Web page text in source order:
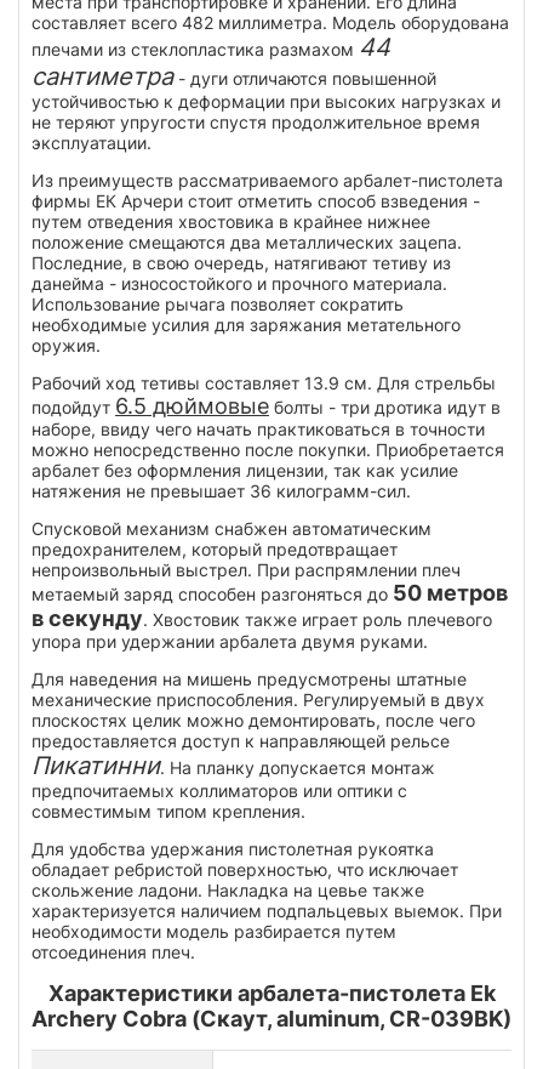
составляет всего 482 миллиметра. Модель оборудована
плечами из стеклопластика размахом 44
сантиметра- дуги отличаются повышенной
устойчивостью к деформации при высоких нагрузках и
не теряют упругости спустя продолжительное время
эксплуатации.
Из преимуществ рассматриваемого арбалет-пистолета
фирмы ЕК Арчери стоит отметить способ взведения -
путем отведения хвостовика в крайнее нижнее
положение смещаются два металлических зацепа.
Последние, в свою очередь, натягивают тетиву из
данейма - износостойкого и прочного материала.
Использование рычага позволяет сократить
необходимые усилия для заряжания метательного
оружия.
Рабочий ход тетивы составляет 13.9 см. Для стрельбы
подойдут 6.5 дюймовые болты - три дротика идут в
наборе, ввиду чего начать практиковаться в точности
можно непосредственно после покупки. Приобретается
арбалет без оформления лицензии, так как усилие
натяжения не превышает 36 килограмм-сил.
Спусковой механизм снабжен автоматическим
предохранителем, который предотвращает
непроизвольный выстрел. При распрямлении плеч
метаемый заряд способен разгоняться до 50 метров
в секунду. Хвостовик также играет роль плечевого
упора при удержании арбалета двумя руками.
Для наведения на мишень предусмотрены штатные
механические приспособления. Регулируемый в двух
плоскостях целик можно демонтировать, после чего
предоставляется доступ к направляющей рельсе
Пикатинни. На планку допускается монтаж
предпочитаемых коллиматоров или оптики с
совместимым типом крепления.
Для удобства удержания пистолетная рукоятка
обладает ребристой поверхностью, что исключает
скольжение ладони. Накладка на цевье также
характеризуется наличием подпальцевых выемок. При
необходимости модель разбирается путем
отсоединения плеч.
Характеристики арбалета-пистолета Ek
Archery Cobra (Скаут, aluminum, CR-039BK)